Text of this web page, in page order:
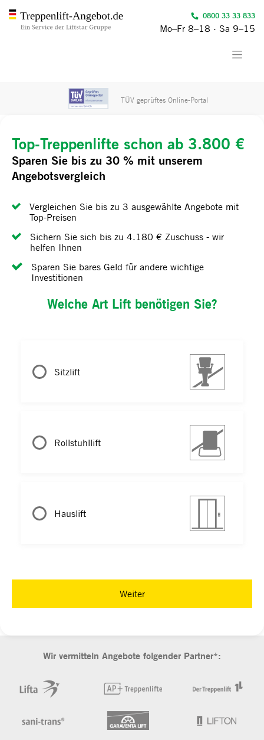
0800 33 33 833
Mo–Fr 8–18 · Sa 9–15
(4.3 von 5 Sternen)
Top-Treppenlifte schon ab 3.800 €
Sparen Sie bis zu 30 % mit unserem
Angebotsvergleich
Vergleichen Sie bis zu 3 ausgewählte Angebote mit
Top-Preisen
Sichern Sie sich bis zu 4.180 € Zuschuss - wir
helfen Ihnen
Sparen Sie bares Geld für andere wichtige
Investitionen
Welche Art Lift benötigen Sie?
Sitzlift
Rollstuhllift
Hauslift
Weiter
Wir vermitteln Angebote folgender Partner*: